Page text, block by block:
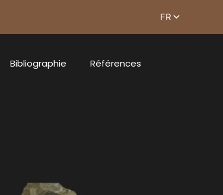
Bibliographie Références